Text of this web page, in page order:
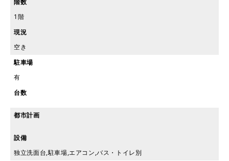
階数
1階
現況
空き
駐車場
有
台数
都市計画
設備
独立洗面台,駐車場,エアコン,バス・トイレ別